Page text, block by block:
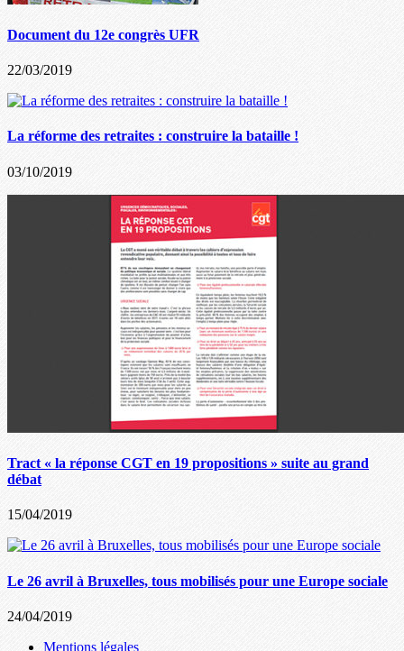
Document du 12e congrès UFR
22/03/2019
La réforme des retraites : construire la bataille !
03/10/2019
Tract « la réponse CGT en 19 propositions » suite au grand
débat
15/04/2019
Le 26 avril à Bruxelles, tous mobilisés pour une Europe sociale
24/04/2019
Mentions légales